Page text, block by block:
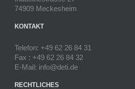
74909 Meckesheim
KONTAKT
Telefon: +49 62 26 84 31
Fax : +49 62 26 84 32
E-Mail: info@deti.de
RECHTLICHES